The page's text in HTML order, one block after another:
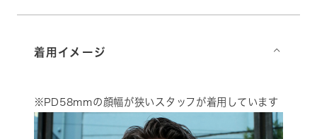
着用イメージ ⌵
※PD58mmの顔幅が狭いスタッフが着用しています